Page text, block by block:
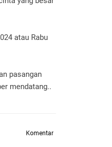
atau Rabu
pasangan
mendatang..
Komentar